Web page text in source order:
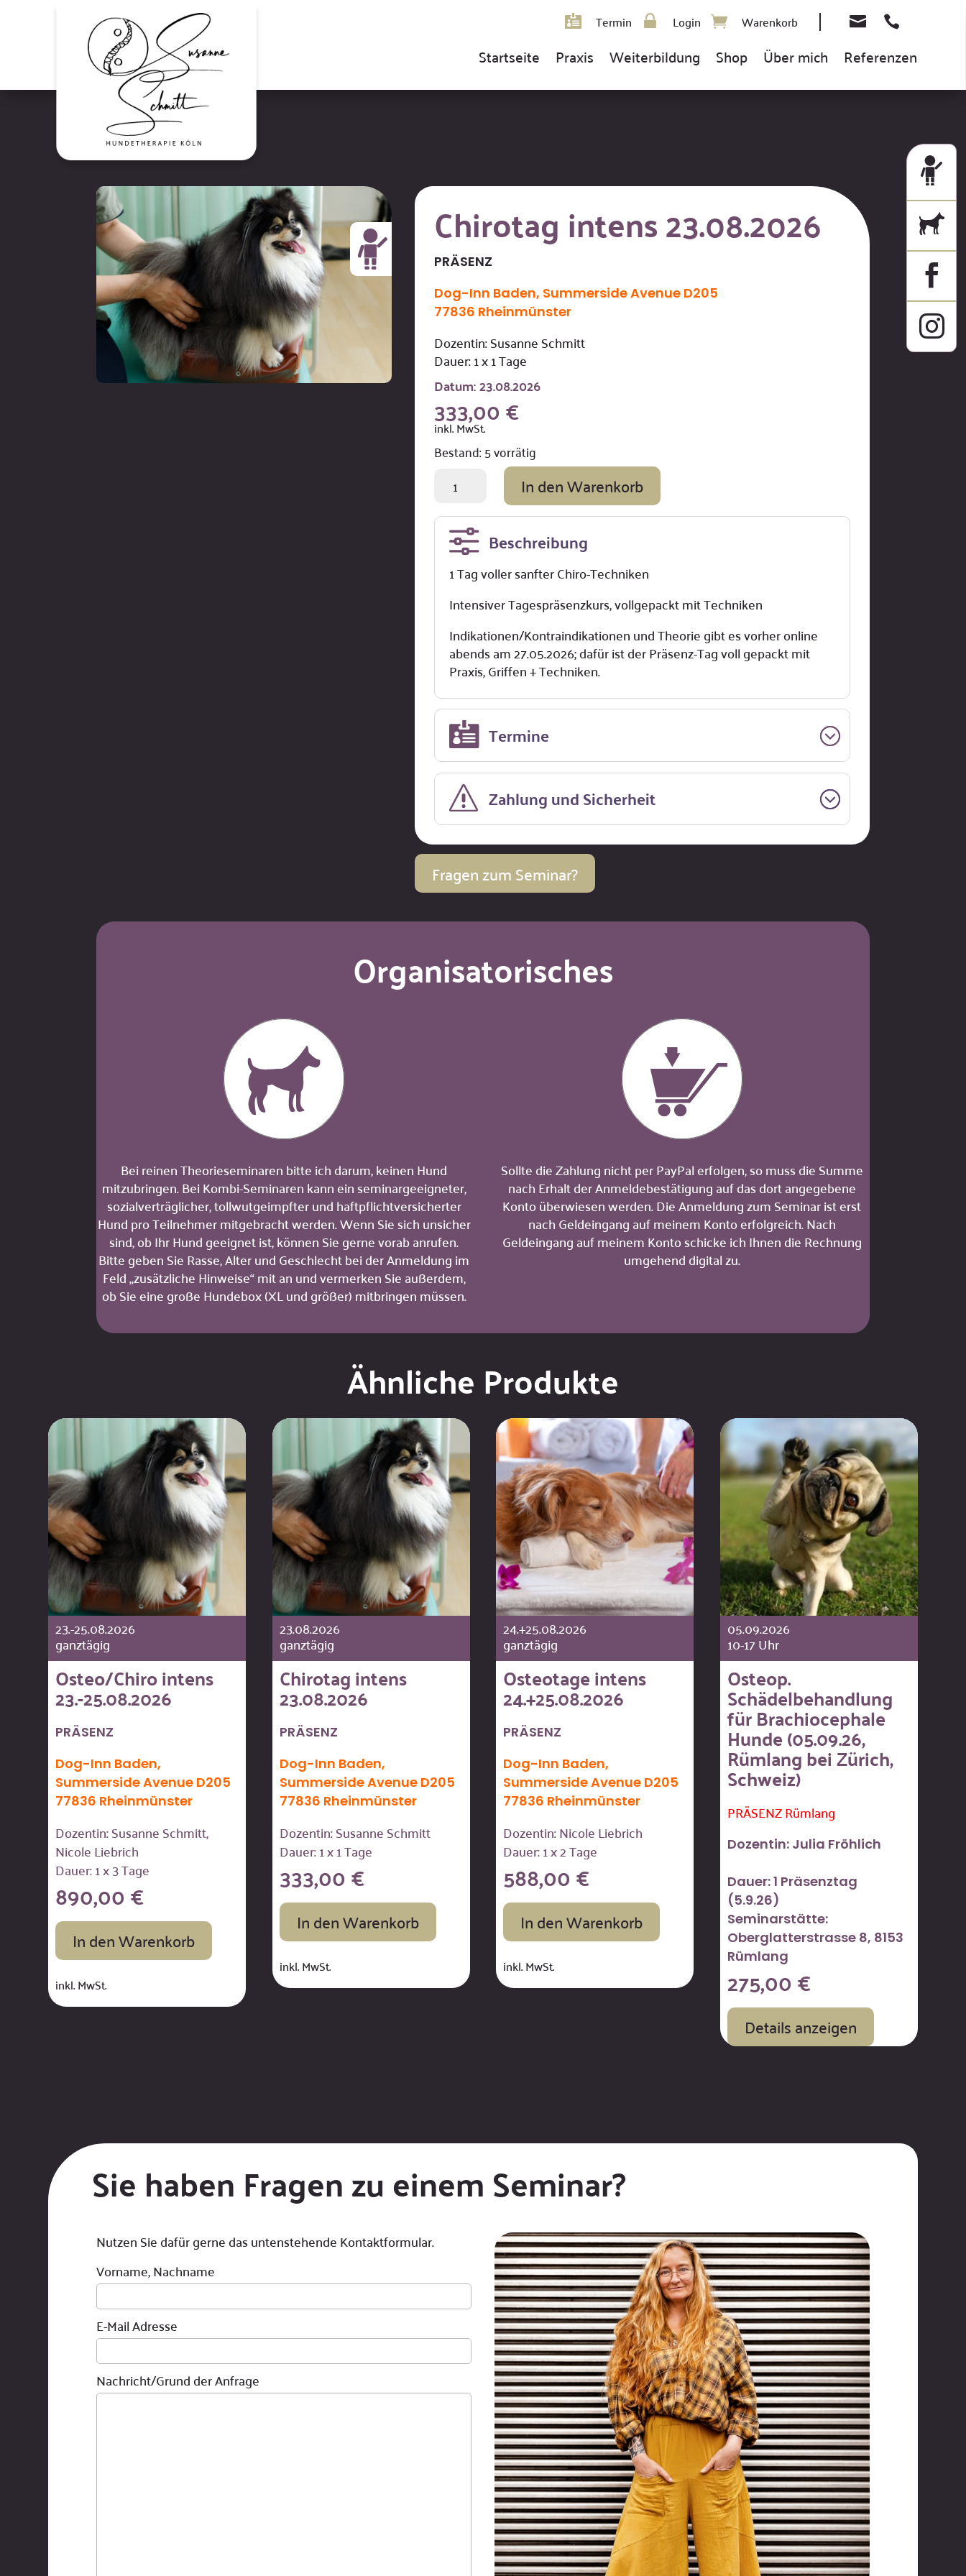


Warenkorb
Login
Termin
Startseite Praxis Weiterbildung Shop Über mich Referenzen
Chirotag intens 23.08.2026
PRÄSENZ
Dog-Inn Baden, Summerside Avenue D205
77836 Rheinmünster
Dozentin: Susanne Schmitt
Dauer: 1 x 1 Tage
Datum:23.08.2026
333,00€
inkl. MwSt.
5 vorrätig
intens
23.08.2026
Menge
In den Warenkorb
Beschreibung
1 Tag voller sanfter Chiro-Techniken
Intensiver Tagespräsenzkurs, vollgepackt mit Techniken
Indikationen/Kontraindikationen und Theorie gibt es vorher online
abends am 27.05.2026; dafür ist der Präsenz-Tag voll gepackt mit
Praxis, Griffen + Techniken.
Termine
Zahlung und Sicherheit
Fragen zum Seminar?
Organisatorisches
Bei reinen Theorieseminaren bitte ich darum, keinen Hund
mitzubringen. Bei Kombi-Seminaren kann ein seminargeeigneter,
sozialverträglicher, tollwutgeimpfter und haftpflichtversicherter
Hund pro Teilnehmer mitgebracht werden. Wenn Sie sich unsicher
sind, ob Ihr Hund geeignet ist, können Sie gerne vorab anrufen.
Bitte geben Sie Rasse, Alter und Geschlecht bei der Anmeldung im
Feld „zusätzliche Hinweise“ mit an und vermerken Sie außerdem,
ob Sie eine große Hundebox (XL und größer) mitbringen müssen.
Sollte die Zahlung nicht per PayPal erfolgen, so muss die Summe
nach Erhalt der Anmeldebestätigung auf das dort angegebene
Konto überwiesen werden. Die Anmeldung zum Seminar ist erst
nach Geldeingang auf meinem Konto erfolgreich. Nach
Geldeingang auf meinem Konto schicke ich Ihnen die Rechnung
umgehend digital zu.
Ähnliche Produkte
23.-25.08.2026
ganztägig
Osteo/Chiro intens
23.-25.08.2026
PRÄSENZ
Dog-Inn Baden,
Summerside Avenue D205
77836 Rheinmünster
Dozentin: Susanne Schmitt,
Nicole Liebrich
Dauer: 1 x 3 Tage
890,00€
In den Warenkorb
inkl. MwSt.
23.08.2026
ganztägig
Chirotag intens
23.08.2026
PRÄSENZ
Dog-Inn Baden,
Summerside Avenue D205
77836 Rheinmünster
Dozentin: Susanne Schmitt
Dauer: 1 x 1 Tage
333,00€
In den Warenkorb
inkl. MwSt.
24.+25.08.2026
ganztägig
Osteotage intens
24.+25.08.2026
PRÄSENZ
Dog-Inn Baden,
Summerside Avenue D205
77836 Rheinmünster
Dozentin: Nicole Liebrich
Dauer: 1 x 2 Tage
588,00€
In den Warenkorb
inkl. MwSt.
05.09.2026
10-17 Uhr
Osteop.
Schädelbehandlung
für Brachiocephale
Hunde (05.09.26,
Rümlang bei Zürich,
Schweiz)
PRÄSENZ Rümlang
Dozentin: Julia Fröhlich
Dauer: 1 Präsenztag
(5.9.26)
Seminarstätte:
Oberglatterstrasse 8, 8153
Rümlang
275,00€
Details anzeigen
Sie haben Fragen zu einem Seminar?
Nutzen Sie dafür gerne das untenstehende Kontaktformular.
Vorname, Nachname
E-Mail Adresse
Nachricht/Grund der Anfrage

